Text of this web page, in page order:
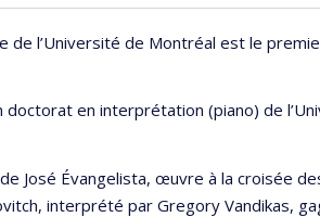
l’Université de Montréal est le
en interprétation (piano) de
José Évangelista, œuvre à la croisée
interprété par Gregory Vandikas,